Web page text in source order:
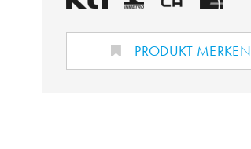
PRODUKT MERKEN